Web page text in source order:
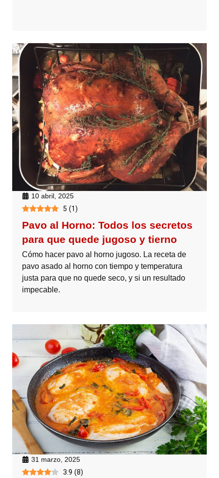
10 abril, 2025
5 (1)
Pavo al Horno: Todos los secretos
para que quede jugoso y tierno
Cómo hacer pavo al horno jugoso. La receta de
pavo asado al horno con tiempo y temperatura
justa para que no quede seco, y si un resultado
impecable.
31 marzo, 2025
3.9 (8)